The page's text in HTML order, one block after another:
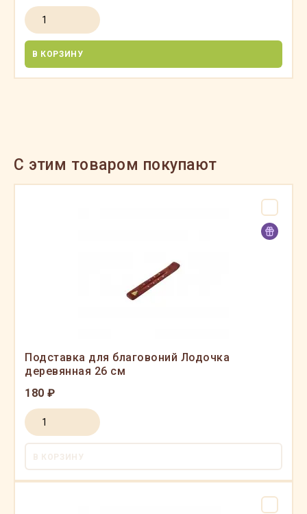
В КОРЗИНУ
C этим товаром покупают
Подставка для благовоний Лодочка
деревянная 26 см
180 ₽
В КОРЗИНУ